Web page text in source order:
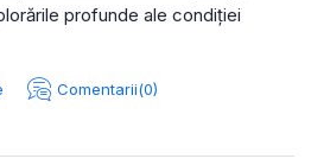
profunde ale condiției
Comentarii(0)